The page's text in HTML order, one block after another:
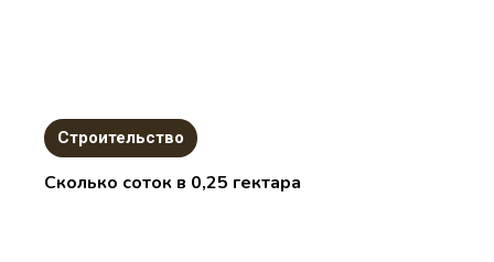
Строительство
Сколько соток в 0,25 гектара